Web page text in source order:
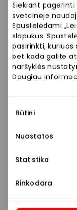
Siekiant pagerinti
svetainėje
Spustelėdami
slapukus.
pasirinkti, kuriuos
bet kada galite
naršyklės
Daugiau
pasirinkimas
Būtini
Nuostatos
Statistika
Rinkodara